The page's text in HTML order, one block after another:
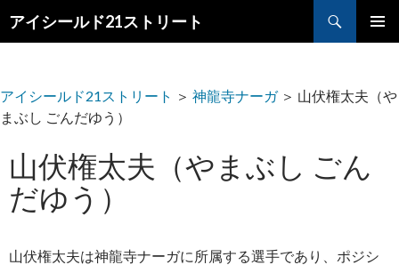
アイシールド21ストリート
索
イ
ニ
ー
ン
ツ
へ
ッ
プ
アイシールド21ストリート ＞ 神龍寺ナーガ＞ 山伏権太夫（や
まぶし ごんだゆう）
山伏権太夫（やまぶし ごん
だゆう）
山伏権太夫は神龍寺ナーガに所属する選手であり、ポジシ